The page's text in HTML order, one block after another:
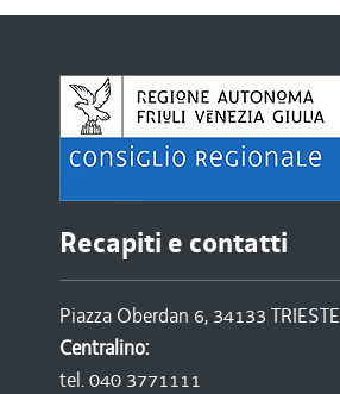
Recapiti e contatti
Piazza Oberdan 6, 34133 TRIESTE
Centralino:
tel. 040 3771111